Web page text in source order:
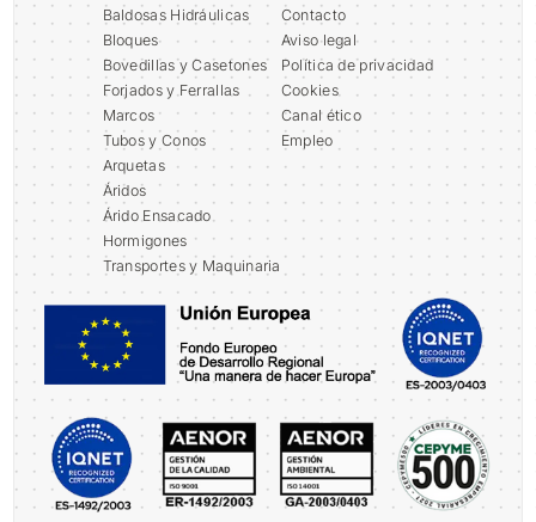
Baldosas Hidráulicas
Bloques
Bovedillas y Casetones
Forjados y Ferrallas
Marcos
Tubos y Conos
Arquetas
Áridos
Árido Ensacado
Hormigones
Transportes y Maquinaria
Contacto
Aviso legal
Política de privacidad
Cookies
Canal ético
Empleo